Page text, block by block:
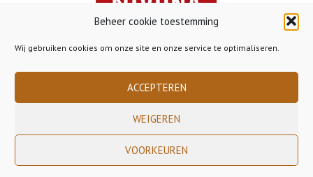
Beheer cookie toestemming
Wij gebruiken cookies om onze site en onze service te optimaliseren.
ACCEPTEREN
WEIGEREN
VOORKEUREN
vanaf €50,00 - - - Gratis verzending naar België vanaf €85,00